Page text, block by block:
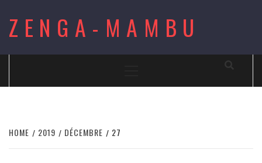
content
ZENGA-MAMBU
HOME 2019 DÉCEMBRE 27